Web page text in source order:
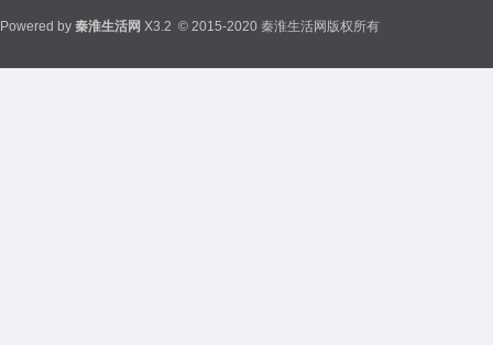
Powered by 秦淮生活网 X3.2 © 2015-2020 秦淮生活网版权所有